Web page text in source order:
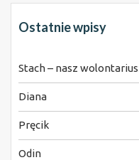
Ostatnie wpisy
Stach – nasz
Diana
Pręcik
Odin